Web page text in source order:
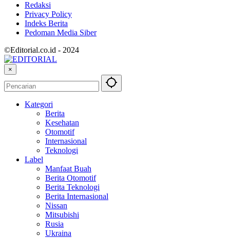
Redaksi
Privacy Policy
Indeks Berita
Pedoman Media Siber
©Editorial.co.id - 2024
×
Kategori
Berita
Kesehatan
Otomotif
Internasional
Teknologi
Label
Manfaat Buah
Berita Otomotif
Berita Teknologi
Berita Internasional
Nissan
Mitsubishi
Rusia
Ukraina